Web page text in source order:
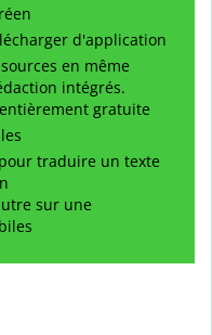
d'application
en même
intégrés.
gratuite
traduire un texte
sur une